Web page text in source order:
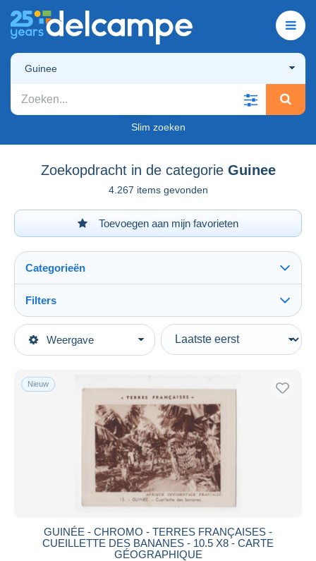
Guinee
Slim zoeken
Zoekopdracht in de categorie Guinee
4.267 items gevonden
Toevoegen aan mijn favorieten
Weergave
Categorieën
Topcategorieën
Afrika
Filters
Type verkopen
Actief
Veiling met biedingen
Veilingen zonder biedingen
Veilinghuizen
Nieuw sinds
Eindigt binnen
Nieuw
GUINÉE - CHROMO - TERRES FRANÇAISES -
CUEILLETTE DES BANANES - 10.5 X8 - CARTE
GÉOGRAPHIQUE